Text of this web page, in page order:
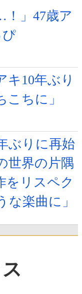
！」47歳ア
ぴ
キ10年ぶり
ちに」
ぶりに再始
世界の片隅
をリスペク
な楽曲に」